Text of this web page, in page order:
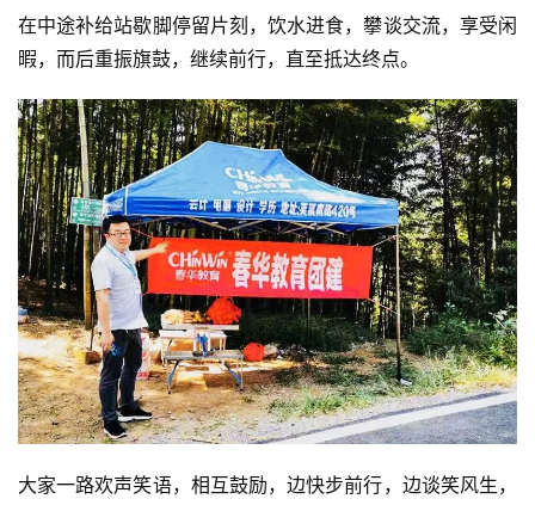
在中途补给站歇脚停留片刻，饮水进食，攀谈交流，享受闲
暇，而后重振旗鼓，继续前行，直至抵达终点。
大家一路欢声笑语，相互鼓励，边快步前行，边谈笑风生，